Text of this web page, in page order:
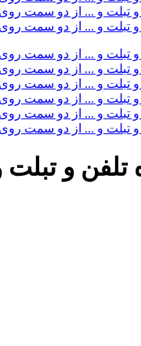
تلفن و